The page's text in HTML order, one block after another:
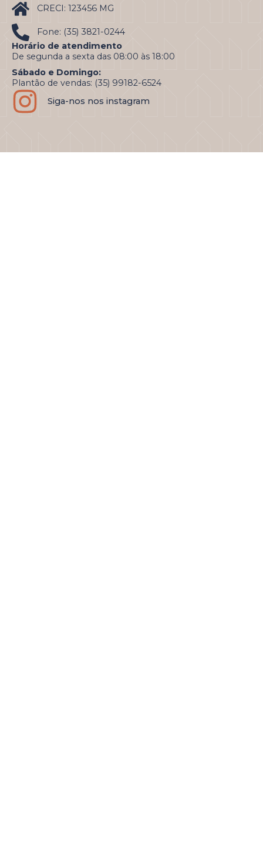
CRECI: 123456 MG
Fone: (35) 3821-0244
Horário de atendimento
De segunda a sexta das 08:00 às 18:00
Sábado e Domingo:
Plantão de vendas: (35) 99182-6524
Siga-nos nos instagram